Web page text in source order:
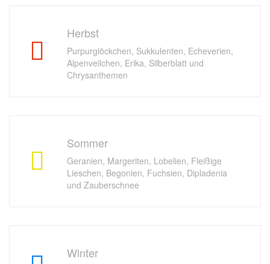
Herbst
Purpurglöckchen, Sukkulenten, Echeverien,
Alpenveilchen, Erika, Silberblatt und
Chrysanthemen
Sommer
Geranien, Margeriten, Lobelien, Fleißige
Lieschen, Begonien, Fuchsien, Dipladenia
und Zauberschnee
Winter